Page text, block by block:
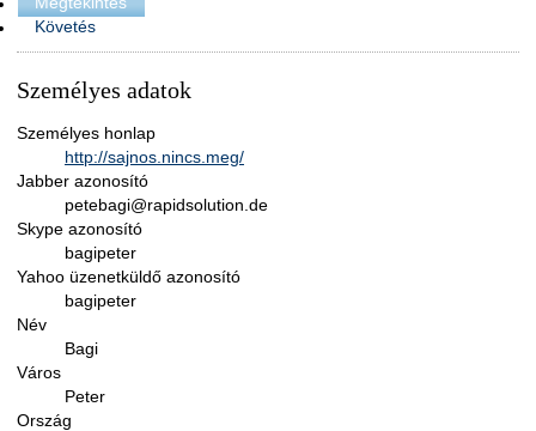
Követés
Személyes adatok
Személyes honlap
http://sajnos.nincs.meg/
Jabber azonosító
petebagi@rapidsolution.de
Skype azonosító
bagipeter
Yahoo üzenetküldő azonosító
bagipeter
Név
Bagi
Város
Peter
Ország